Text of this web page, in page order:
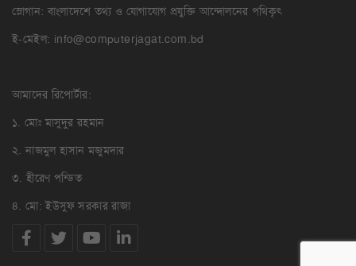
স্লোগান: বাংলাদেশে তথ্য ও যোগাযোগ প্রযুক্তি আন্দোলনের পথিকৃৎ
ই-মেইল: info@computerjagat.com.bd
আমাদের রিপোর্টার:
১. মোঃ মাসুদুর রহমান
২. নাজমুল হাসান মজুমদার
৩. হীরেণ পন্ডিত
৪. মো: ইউসুফ সরকার রাজা